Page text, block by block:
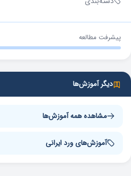
پیشرفت مطالعه
دیگر آموزش‌ها
مشاهده همه آموزش‌ها
آموزش‌های ورد ایرانی